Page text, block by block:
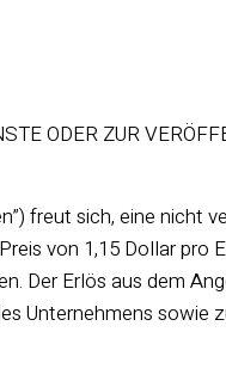
ODER ZUR
freut sich, eine nicht
von 1,15 Dollar
Der Erlös aus dem
Unternehmens sowie